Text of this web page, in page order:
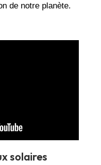
de notre planète.
solaires